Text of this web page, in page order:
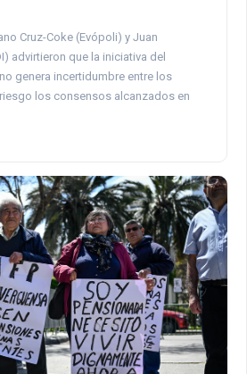
Cruz-Coke (Evópoli) y Juan
advirtieron que la iniciativa del
genera incertidumbre entre los
los consensos alcanzados en